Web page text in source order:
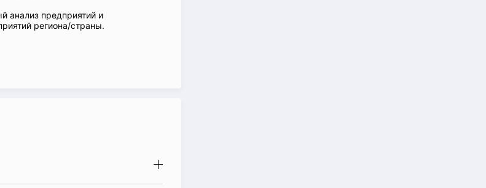
анализ предприятий и
региона/страны.